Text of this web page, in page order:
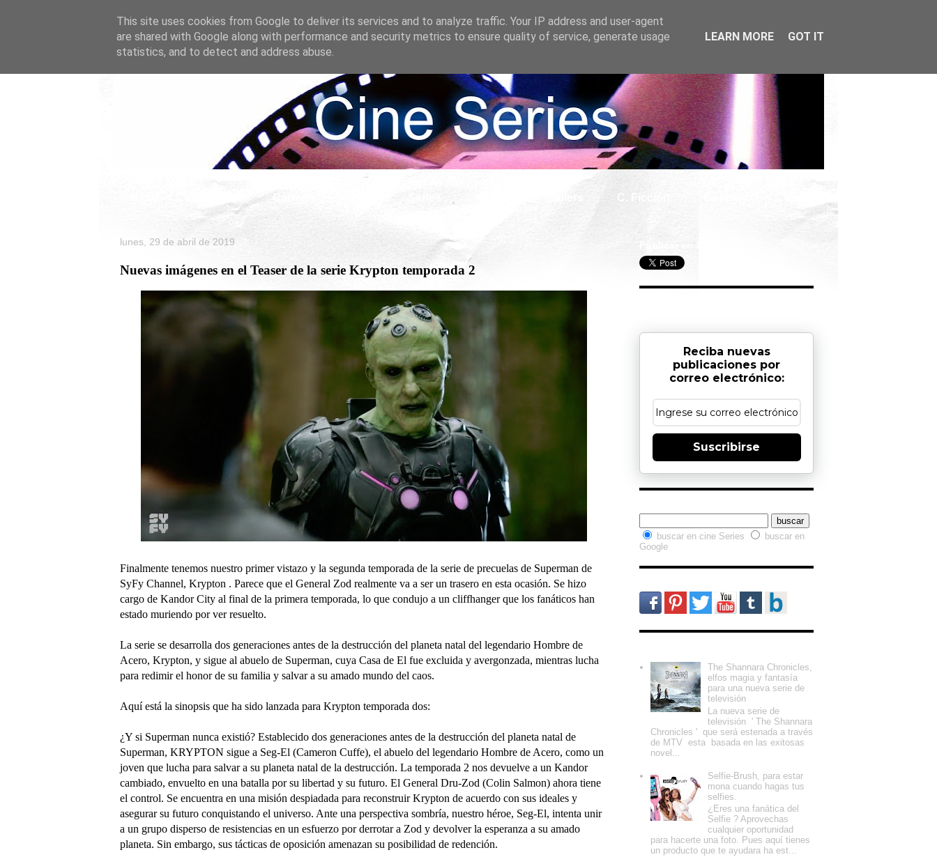
C. Ficción
lunes, 29 de abril de 2019
Nuevas imágenes en el Teaser de la serie Krypton temporada 2
Finalmente tenemos nuestro primer vistazo y la segunda temporada de la serie de precuelas de Superman de
SyFy Channel, Krypton . Parece que el General Zod realmente va a ser un trasero en esta ocasión. Se hizo
cargo de Kandor City al final de la primera temporada, lo que condujo a un cliffhanger que los fanáticos han
estado muriendo por ver resuelto.
La serie se desarrolla dos generaciones antes de la destrucción del planeta natal del legendario Hombre de
Acero, Krypton, y sigue al abuelo de Superman, cuya Casa de El fue excluida y avergonzada, mientras lucha
para redimir el honor de su familia y salvar a su amado mundo del caos.
Aquí está la sinopsis que ha sido lanzada para Krypton temporada dos:
¿Y si Superman nunca existió? Establecido dos generaciones antes de la destrucción del planeta natal de
Superman, KRYPTON sigue a Seg-El (Cameron Cuffe), el abuelo del legendario Hombre de Acero, como un
joven que lucha para salvar a su planeta natal de la destrucción. La temporada 2 nos devuelve a un Kandor
cambiado, envuelto en una batalla por su libertad y su futuro. El General Dru-Zod (Colin Salmon) ahora tiene
el control. Se encuentra en una misión despiadada para reconstruir Krypton de acuerdo con sus ideales y
asegurar su futuro conquistando el universo. Ante una perspectiva sombría, nuestro héroe, Seg-El, intenta unir
a un grupo disperso de resistencias en un esfuerzo por derrotar a Zod y devolver la esperanza a su amado
planeta. Sin embargo, sus tácticas de oposición amenazan su posibilidad de redención.
Reciba nuevas
publicaciones por
correo electrónico:
Suscribirse
buscar en cine Series
buscar en
Google
The Shannara Chronicles,
elfos magia y fantasía
para una nueva serie de
televisión
La nueva serie de
televisión ' The Shannara
Chronicles ' que será estenada a través
de MTV esta basada en las exitosas
novel...
Selfie-Brush, para estar
mona cuando hagas tus
selfies.
¿Eres una fanática del
Selfie ? Aprovechas
cualquier oportunidad
para hacerte una foto. Pues aquí tienes
un producto que te ayudara ha est...
This site uses cookies from Google to deliver its services and to analyze traffic. Your IP address and user-agent
are shared with Google along with performance and security metrics to ensure quality of service, generate usage
statistics, and to detect and address abuse.
LEARN MORE GOT IT